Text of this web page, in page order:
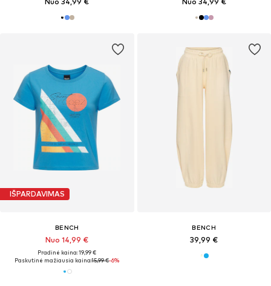
IŠPARDAVIMAS
BENCH
Nuo 14,99 €
Pradinė kaina: 19,99 €
Paskutinė mažiausia kaina:15,99 €-6%
BENCH
39,99 €